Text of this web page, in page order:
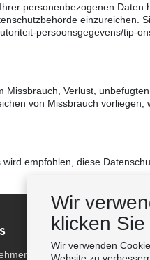
Wir
klicken
Wir verwenden
personenbezogenen
einzureichen.
persoonsgegevens/tip-
Verlust,
von Missbrauch
empfohlen, diese
| Über uns